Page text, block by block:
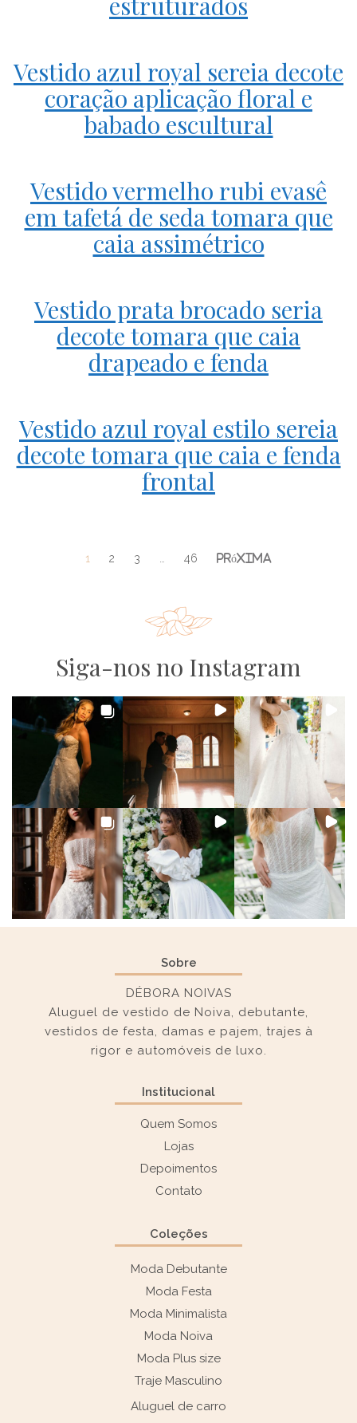
Vestido azul royal sereia decote
coração aplicação floral e
babado escultural
Vestido vermelho rubi evasê
em tafetá de seda tomara que
caia assimétrico
Vestido prata brocado seria
decote tomara que caia
drapeado e fenda
Vestido azul royal estilo sereia
decote tomara que caia e fenda
frontal
1 2 3 46
Siga-nos no Instagram
Sobre
DÉBORA NOIVAS
Aluguel de vestido de Noiva, debutante,
vestidos de festa, damas e pajem, trajes à
rigor e automóveis de luxo.
Institucional
Quem Somos
Lojas
Depoimentos
Contato
Coleções
Moda Debutante
Moda Festa
Moda Minimalista
Moda Noiva
Moda Plus size
Traje Masculino
Aluguel de carro